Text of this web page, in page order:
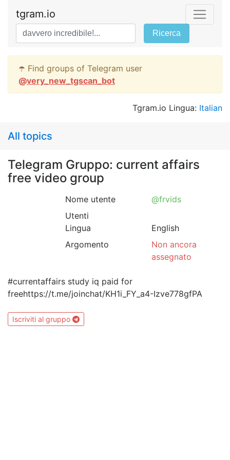
tgram.io
Ricerca
☂️ Find groups of Telegram user
@very_new_tgscan_bot
Tgram.io Lingua: Italian
All topics
Telegram Gruppo: current affairs
free video group
Nome utente
@frvids
Utenti
Lingua
English
Argomento
Non ancora
assegnato
#currentaffairs study iq paid for
freehttps://t.me/joinchat/KH1i_FY_a4-Izve778gfPA
Iscriviti al gruppo